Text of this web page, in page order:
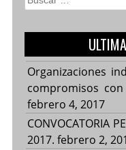
Organizaciones
compromisos
febrero 4, 2017
CONVOCATORIA
2017. febrero 2,